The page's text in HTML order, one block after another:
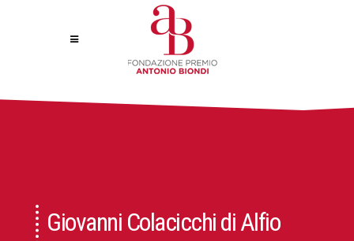
Giovanni Colacicchi di Alfio